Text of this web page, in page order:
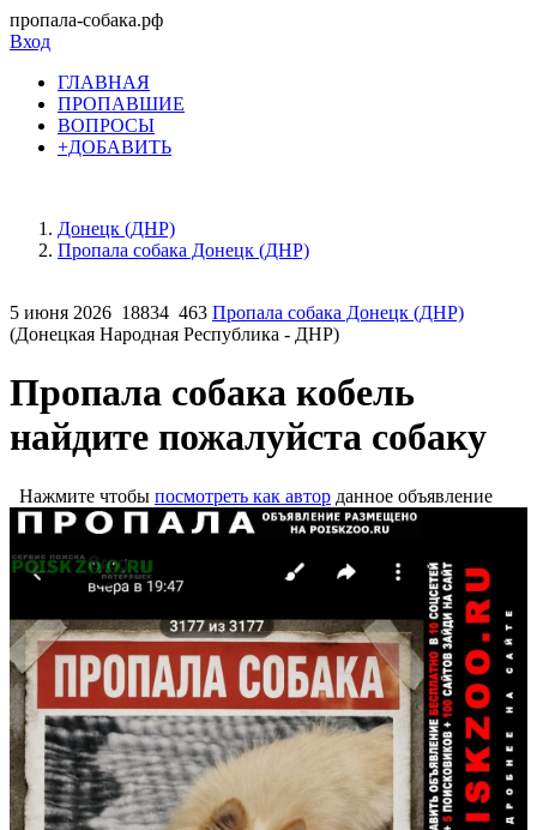
пропала-собака.рф
Вход
ГЛАВНАЯ
ПРОПАВШИЕ
ВОПРОСЫ
+ДОБАВИТЬ
Донецк (ДНР)
Пропала собака Донецк (ДНР)
5 июня 2026 18834 463 Пропала собака Донецк (ДНР)
(Донецкая Народная Республика - ДНР)
Пропала собака кобель
найдите пожалуйста собаку
Нажмите чтобы посмотреть как автор данное объявление